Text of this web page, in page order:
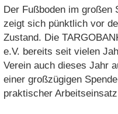
Der Fußboden im großen
zeigt sich pünktlich vor
Zustand. Die
e.V. bereits seit vielen
Verein auch dieses Jahr
einer großzügigen
praktischer